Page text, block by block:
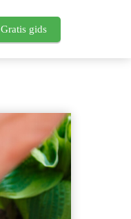
Gratis gids